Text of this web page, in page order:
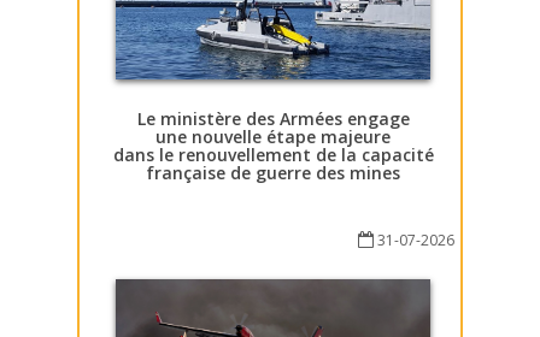
Le ministère des Armées engage
une nouvelle étape majeure
dans le renouvellement de la capacité
française de guerre des mines
31-07-2026